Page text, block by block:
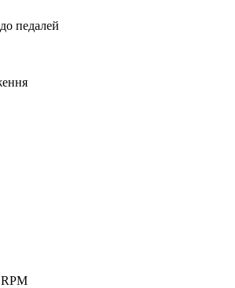
педалей